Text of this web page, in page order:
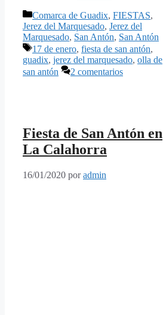
Categorías
Comarca de Guadix, FIESTAS,
Jerez del Marquesado, Jerez del
Marquesado, San Antón, San Antón
Etiquetas
17 de enero, fiesta de san antón,
guadix, jerez del marquesado, olla de
san antón
2 comentarios
Fiesta de San Antón en
La Calahorra
16/01/2020 poradmin